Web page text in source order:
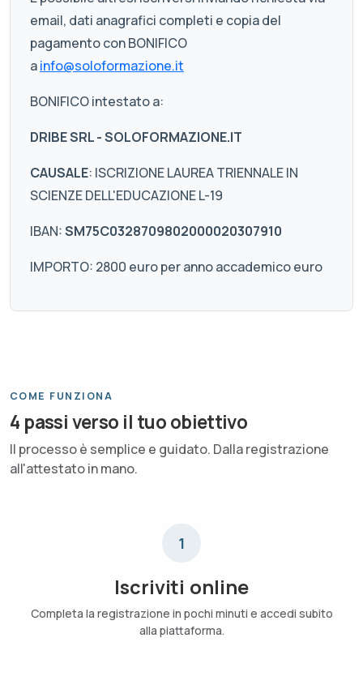
email, dati anagrafici completi e copia del
pagamento con BONIFICO
ainfo@soloformazione.it
BONIFICO intestato a:
DRIBE SRL - SOLOFORMAZIONE.IT
CAUSALE: ISCRIZIONE LAUREA TRIENNALE IN
SCIENZE DELL'EDUCAZIONE L-19
IBAN:SM75C0328709802000020307910
IMPORTO: 2800 euro per anno accademico euro
COME FUNZIONA
4 passi verso il tuo obiettivo
Il processo è semplice e guidato. Dalla registrazione
all'attestato in mano.
1
Iscriviti online
Completa la registrazione in pochi minuti e accedi subito
alla piattaforma.